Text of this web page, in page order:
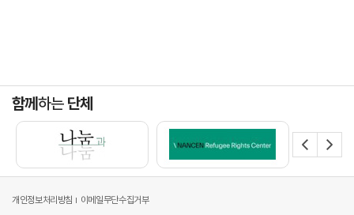
함께하는 단체
개인정보처리방침 이메일무단수집거부